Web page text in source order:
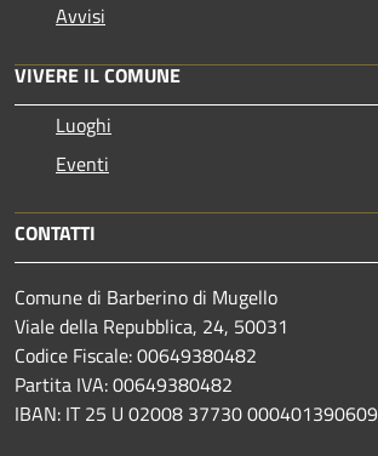
Avvisi
VIVERE IL COMUNE
Luoghi
Eventi
CONTATTI
Comune di Barberino di Mugello
Viale della Repubblica, 24, 50031
Codice Fiscale: 00649380482
Partita IVA: 00649380482
IBAN: IT 25 U 02008 37730 000401390609